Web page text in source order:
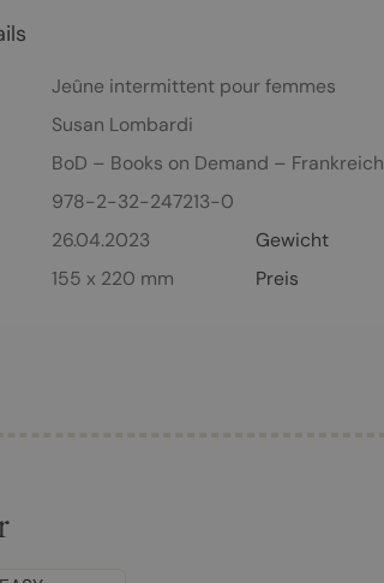
Jeûne intermittent pour femmes
Susan Lombardi
BoD – Books on Demand – Frankreich
978-2-32-247213-0
26.04.2023 Gewicht
155 x 220 mm Preis